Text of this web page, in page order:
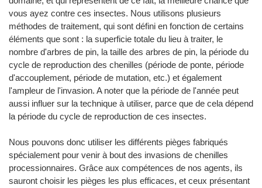
vous ayez contre ces insectes. Nous utilisons plusieurs
méthodes de traitement, qui sont défini en fonction de certains
éléments que sont : la superficie totale du lieu à traiter, le
nombre d'arbres de pin, la taille des arbres de pin, la période du
cycle de reproduction des chenilles (période de ponte, période
d'accouplement, période de mutation, etc.) et également
l'ampleur de l'invasion. A noter que la période de l'année peut
aussi influer sur la technique à utiliser, parce que de cela dépend
la période du cycle de reproduction de ces insectes.
Nous pouvons donc utiliser les différents pièges fabriqués
spécialement pour venir à bout des invasions de chenilles
processionnaires. Grâce aux compétences de nos agents, ils
sauront choisir les pièges les plus efficaces, et ceux présentant